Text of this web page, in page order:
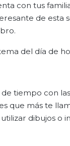
con tus
de esta
del día de
tiempo con
que más te
dibujos o